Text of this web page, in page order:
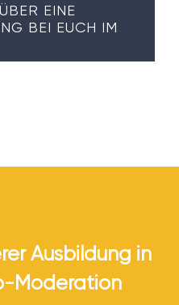
EINE
BEI EUCH IM
Ausbildung in
Moderation